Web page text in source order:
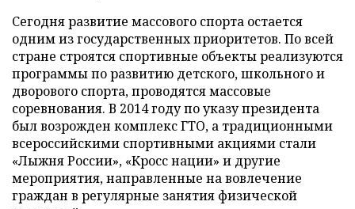
Сегодня развитие массового спорта остается
одним из государственных приоритетов. По всей
стране строятся спортивные объекты реализуются
программы по развитию детского, школьного и
дворового спорта, проводятся массовые
соревнования. В 2014 году по указу президента
был возрожден комплекс ГТО, а традиционными
всероссийскими спортивными акциями стали
«Лыжня России», «Кросс нации» и другие
мероприятия, направленные на вовлечение
граждан в регулярные занятия физической